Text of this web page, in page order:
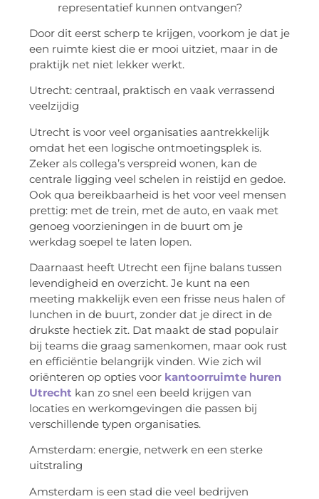
representatief kunnen ontvangen?
Door dit eerst scherp te krijgen, voorkom je dat je
een ruimte kiest die er mooi uitziet, maar in de
praktijk net niet lekker werkt.
Utrecht: centraal, praktisch en vaak verrassend
veelzijdig
Utrecht is voor veel organisaties aantrekkelijk
omdat het een logische ontmoetingsplek is.
Zeker als collega’s verspreid wonen, kan de
centrale ligging veel schelen in reistijd en gedoe.
Ook qua bereikbaarheid is het voor veel mensen
prettig: met de trein, met de auto, en vaak met
genoeg voorzieningen in de buurt om je
werkdag soepel te laten lopen.
Daarnaast heeft Utrecht een fijne balans tussen
levendigheid en overzicht. Je kunt na een
meeting makkelijk even een frisse neus halen of
lunchen in de buurt, zonder dat je direct in de
drukste hectiek zit. Dat maakt de stad populair
bij teams die graag samenkomen, maar ook rust
en efficiëntie belangrijk vinden. Wie zich wil
oriënteren op opties voor kantoorruimte huren
Utrecht kan zo snel een beeld krijgen van
locaties en werkomgevingen die passen bij
verschillende typen organisaties.
Amsterdam: energie, netwerk en een sterke
uitstraling
Amsterdam is een stad die veel bedrijven